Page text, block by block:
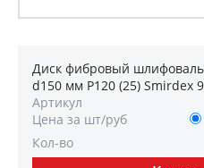
Диск фибровый
d150 мм P120 (25) Smirdex
Артикул
Цена за шт/руб
Кол-во